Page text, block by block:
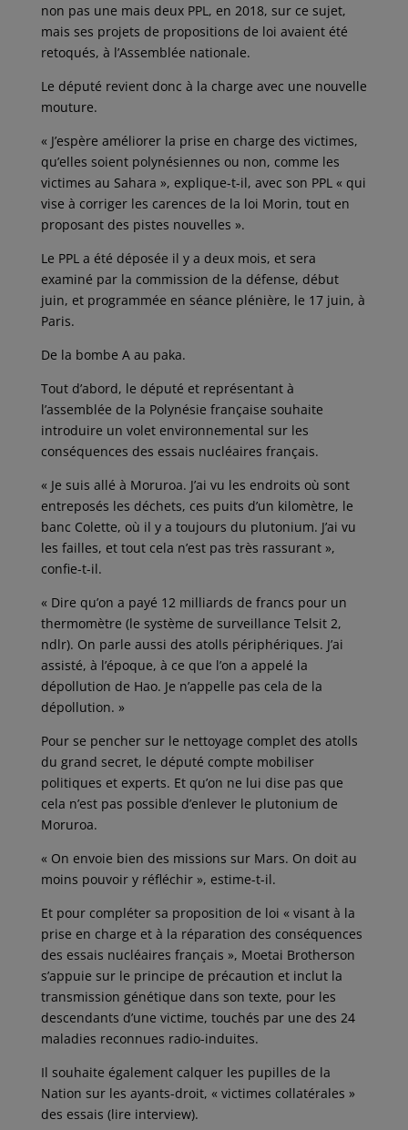
non pas une mais deux PPL, en 2018, sur ce sujet,
mais ses projets de propositions de loi avaient été
retoqués, à l’Assemblée nationale.
Le député revient donc à la charge avec une nouvelle
mouture.
« J’espère améliorer la prise en charge des victimes,
qu’elles soient polynésiennes ou non, comme les
victimes au Sahara », explique-t-il, avec son PPL « qui
vise à corriger les carences de la loi Morin, tout en
proposant des pistes nouvelles ».
Le PPL a été déposée il y a deux mois, et sera
examiné par la commission de la défense, début
juin, et programmée en séance plénière, le 17 juin, à
Paris.
De la bombe A au paka.
Tout d’abord, le député et représentant à
l’assemblée de la Polynésie française souhaite
introduire un volet environnemental sur les
conséquences des essais nucléaires français.
« Je suis allé à Moruroa. J’ai vu les endroits où sont
entreposés les déchets, ces puits d’un kilomètre, le
banc Colette, où il y a toujours du plutonium. J’ai vu
les failles, et tout cela n’est pas très rassurant »,
confie-t-il.
« Dire qu’on a payé 12 milliards de francs pour un
thermomètre (le système de surveillance Telsit 2,
ndlr). On parle aussi des atolls périphériques. J’ai
assisté, à l’époque, à ce que l’on a appelé la
dépollution de Hao. Je n’appelle pas cela de la
dépollution. »
Pour se pencher sur le nettoyage complet des atolls
du grand secret, le député compte mobiliser
politiques et experts. Et qu’on ne lui dise pas que
cela n’est pas possible d’enlever le plutonium de
Moruroa.
« On envoie bien des missions sur Mars. On doit au
moins pouvoir y réfléchir », estime-t-il.
Et pour compléter sa proposition de loi « visant à la
prise en charge et à la réparation des conséquences
des essais nucléaires français », Moetai Brotherson
s’appuie sur le principe de précaution et inclut la
transmission génétique dans son texte, pour les
descendants d’une victime, touchés par une des 24
maladies reconnues radio-induites.
Il souhaite également calquer les pupilles de la
Nation sur les ayants-droit, « victimes collatérales »
des essais (lire interview).